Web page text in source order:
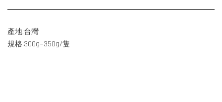
產地:台灣
規格:300g~350g/隻